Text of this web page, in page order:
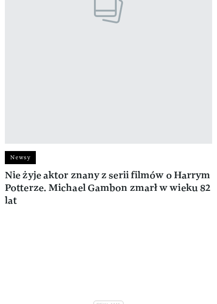
Newsy
Nie żyje aktor znany z serii filmów o Harrym
Potterze. Michael Gambon zmarł w wieku 82
lat